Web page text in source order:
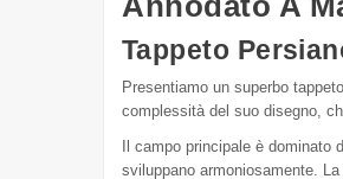
Tappeto
Presentiamo un superbo
complessità del suo disegno,
Il campo principale è dominato
sviluppano armoniosamente.